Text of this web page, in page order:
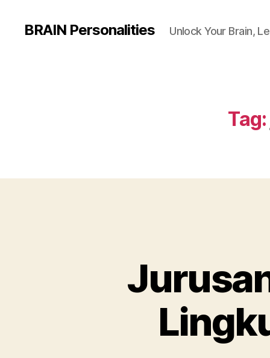
BRAIN Personalities Unlock Your Brain,
Tag: